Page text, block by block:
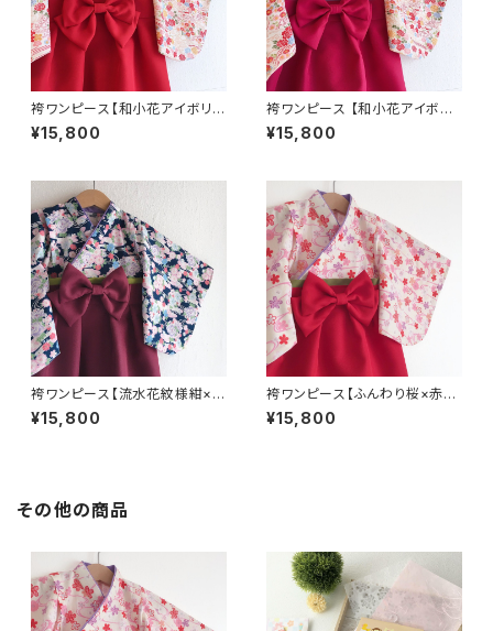
袴ワンピース【和小花アイボリー
×赤袴×薄紫襟×抹茶帯】ベビー
袴・袴ロンパース・女の子・お食
¥15,800
袴ワンピース 【和小花アイボリ
ー×ワインレッド袴×ピンク襟×
薄紫帯】ベビー袴・袴ロンパー
¥15,800
袴ワンピース【流水花紋様紺×エ
ンジ袴×薄紫襟×抹茶帯】ベビー
袴・袴ロンパース・女の子・お食
¥15,800
袴ワンピース【ふんわり桜×赤袴
×薄紫襟×抹茶帯】ベビー袴・袴
ロンパース・女の子・お食い初
¥15,800
その他の商品